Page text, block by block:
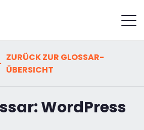
ZURÜCK ZUR GLOSSAR-
ÜBERSICHT
WordPress